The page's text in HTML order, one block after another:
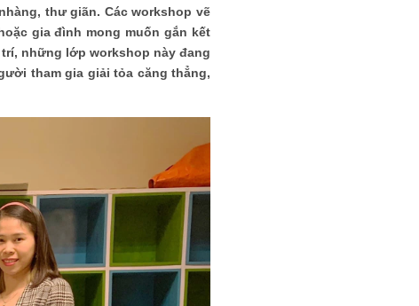
thư giãn. Các workshop vẽ
gia đình mong muốn gắn kết
những lớp workshop này đang
tham gia giải tỏa căng thẳng,